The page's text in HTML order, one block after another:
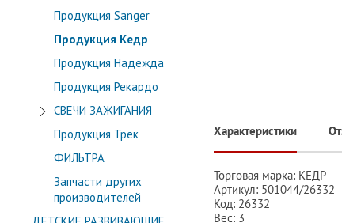
Продукция Sanger
Продукция Кедр
Продукция Надежда
Продукция Рекардо
СВЕЧИ ЗАЖИГАНИЯ
Продукция Трек
ФИЛЬТРА
Запчасти других
производителей
Характеристики
Торговая марка: КЕДР
Артикул: 501044/26332
Код: 26332
Вес: 3